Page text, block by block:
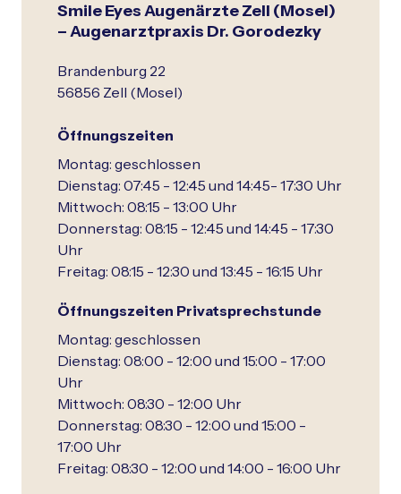
Smile Eyes Augenärzte Zell (Mosel)
– Augenarztpraxis Dr. Gorodezky
Brandenburg 22
56856 Zell (Mosel)
Öffnungszeiten
Montag: geschlossen
Dienstag: 07:45 - 12:45 und 14:45- 17:30 Uhr
Mittwoch: 08:15 - 13:00 Uhr
Donnerstag: 08:15 - 12:45 und 14:45 - 17:30
Uhr
Freitag: 08:15 - 12:30 und 13:45 - 16:15 Uhr
Öffnungszeiten Privatsprechstunde
Montag: geschlossen
Dienstag: 08:00 - 12:00 und 15:00 - 17:00
Uhr
Mittwoch: 08:30 - 12:00 Uhr
Donnerstag: 08:30 - 12:00 und 15:00 -
17:00 Uhr
Freitag: 08:30 - 12:00 und 14:00 - 16:00 Uhr